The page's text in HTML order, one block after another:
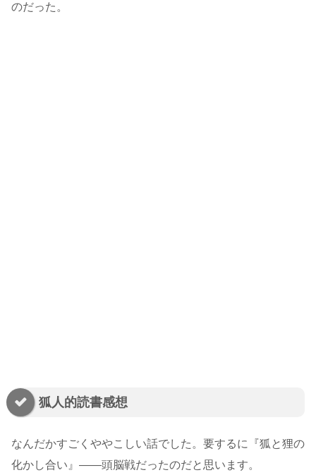
のだった。
狐人的読書感想
なんだかすごくややこしい話でした。要するに『狐と狸の
化かし合い』――頭脳戦だったのだと思います。